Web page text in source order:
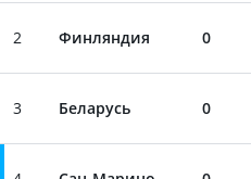
2 Финляндия 0
3 Беларусь 0